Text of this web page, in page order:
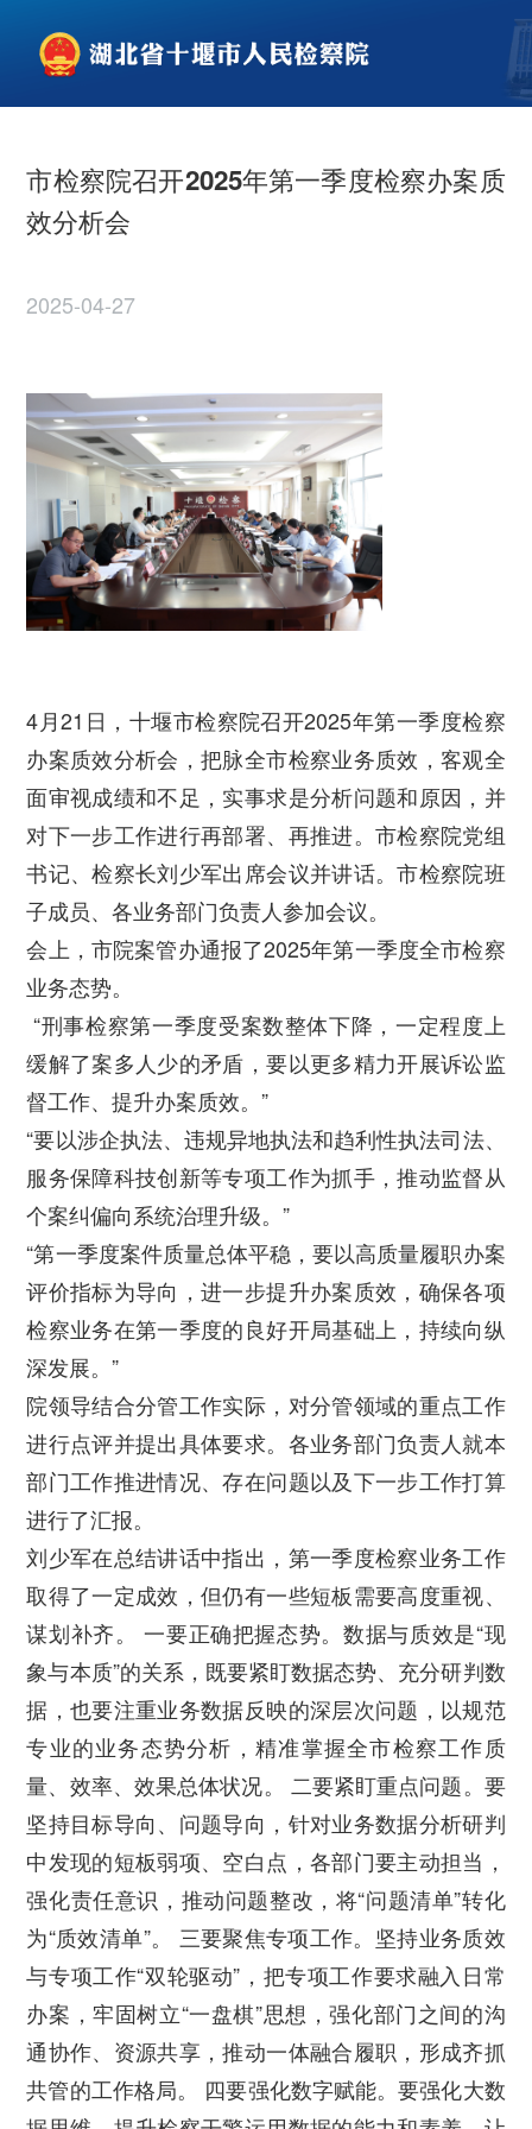
市检察院召开2025年第一季度检察办案质
效分析会
2025-04-27
4月21日，十堰市检察院召开2025年第一季度检察
办案质效分析会，把脉全市检察业务质效，客观全
面审视成绩和不足，实事求是分析问题和原因，并
对下一步工作进行再部署、再推进。市检察院党组
书记、检察长刘少军出席会议并讲话。市检察院班
子成员、各业务部门负责人参加会议。
会上，市院案管办通报了2025年第一季度全市检察
业务态势。
“刑事检察第一季度受案数整体下降，一定程度上
缓解了案多人少的矛盾，要以更多精力开展诉讼监
督工作、提升办案质效。”
“要以涉企执法、违规异地执法和趋利性执法司法、
服务保障科技创新等专项工作为抓手，推动监督从
个案纠偏向系统治理升级。”
“第一季度案件质量总体平稳，要以高质量履职办案
评价指标为导向，进一步提升办案质效，确保各项
检察业务在第一季度的良好开局基础上，持续向纵
深发展。”
院领导结合分管工作实际，对分管领域的重点工作
进行点评并提出具体要求。各业务部门负责人就本
部门工作推进情况、存在问题以及下一步工作打算
进行了汇报。
刘少军在总结讲话中指出，第一季度检察业务工作
取得了一定成效，但仍有一些短板需要高度重视、
谋划补齐。 一要正确把握态势。数据与质效是“现
象与本质”的关系，既要紧盯数据态势、充分研判数
据，也要注重业务数据反映的深层次问题，以规范
专业的业务态势分析，精准掌握全市检察工作质
量、效率、效果总体状况。 二要紧盯重点问题。要
坚持目标导向、问题导向，针对业务数据分析研判
中发现的短板弱项、空白点，各部门要主动担当，
强化责任意识，推动问题整改，将“问题清单”转化
为“质效清单”。 三要聚焦专项工作。坚持业务质效
与专项工作“双轮驱动”，把专项工作要求融入日常
办案，牢固树立“一盘棋”思想，强化部门之间的沟
通协作、资源共享，推动一体融合履职，形成齐抓
共管的工作格局。 四要强化数字赋能。要强化大数